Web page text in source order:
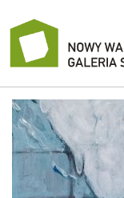
manifest
wystawy
galeria